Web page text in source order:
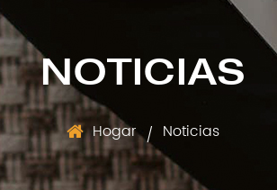
NOTICIAS
Hogar/ Noticias